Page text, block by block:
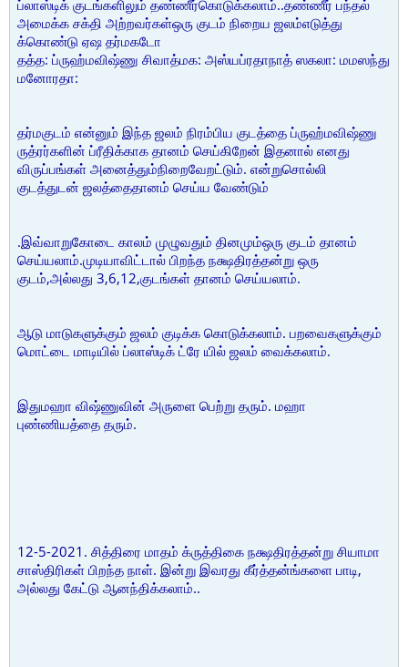
ப்லாஸ்டிக் குடங்களிலும் தண்ணீர்கொடுக்கலாம்..தண்ணீர் பந்தல்
அமைக்க சக்தி அற்றவர்கள்ஒரு குடம் நிறைய ஜலம்எடுத்து
க்கொண்டு ஏஷ தர்மகடோ
தத்த: ப்ருஹ்மவிஷ்ணு சிவாத்மக: அஸ்யப்ரதாநாத் ஸகலா: மமஸந்து
மனோரதா:
தர்மகுடம் என்னும் இந்த ஜலம் நிரம்பிய குடத்தை ப்ருஹ்மவிஷ்ணு
ருத்ரர்களின் ப்ரீதிக்காக தானம் செய்கிறேன் இதனால் எனது
விருப்பங்கள் அனைத்தும்நிறைவேறட்டும். என்றுசொல்லி
குடத்துடன் ஜலத்தைதானம் செய்ய வேண்டும்
.இவ்வாறுகோடை காலம் முழுவதும் தினமும்ஒரு குடம் தானம்
செய்யலாம்.முடியாவிட்டால் பிறந்த நக்ஷதிரத்தன்று ஒரு
குடம்,அல்லது 3,6,12,குடங்கள் தானம் செய்யலாம்.
ஆடு மாடுகளுக்கும் ஜலம் குடிக்க கொடுக்கலாம். பறவைகளுக்கும்
மொட்டை மாடியில் ப்லாஸ்டிக் ட்ரே யில் ஜலம் வைக்கலாம்.
இதுமஹா விஷ்ணுவின் அருளை பெற்று தரும். மஹா
புண்ணியத்தை தரும்.
12-5-2021. சித்திரை மாதம் க்ருத்திகை நக்ஷதிரத்தன்று சியாமா
சாஸ்திரிகள் பிறந்த நாள். இன்று இவரது கீர்த்தன்ங்களை பாடி,
அல்லது கேட்டு ஆனந்திக்கலாம்..